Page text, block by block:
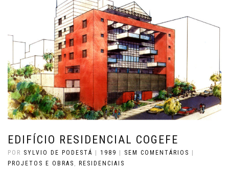
EDIFÍCIO RESIDENCIAL COGEFE
POR SYLVIO DE PODESTÁ 1989 SEM COMENTÁRIOS
PROJETOS E OBRAS , RESIDENCIAIS